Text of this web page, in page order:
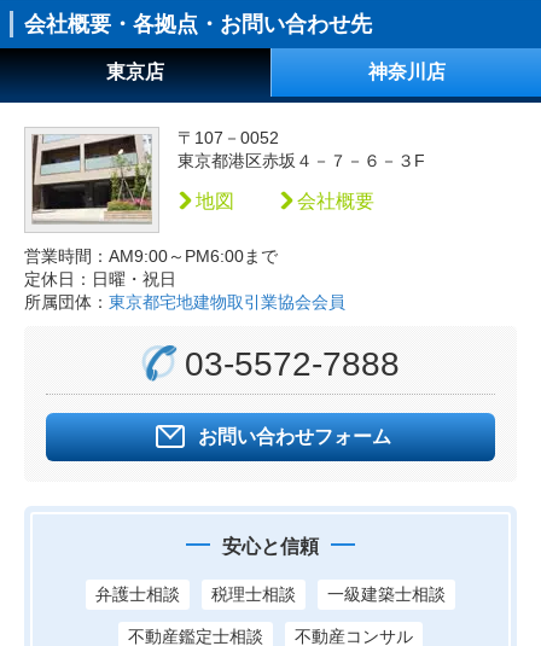
会社概要・各拠点・お問い合わせ先
東京店 神奈川店
〒107－0052
東京都港区赤坂４－７－６－３F
地図 会社概要
営業時間：AM9:00～PM6:00まで
定休日：日曜・祝日
所属団体： 東京都宅地建物取引業協会会員
03-5572-7888
お問い合わせフォーム
安心と信頼
弁護士相談 税理士相談 一級建築士相談
不動産鑑定士相談 不動産コンサル